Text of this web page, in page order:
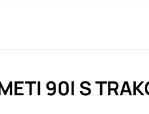
90l S
brskalnika,
običajno ne
uporabniško
si ogledate več